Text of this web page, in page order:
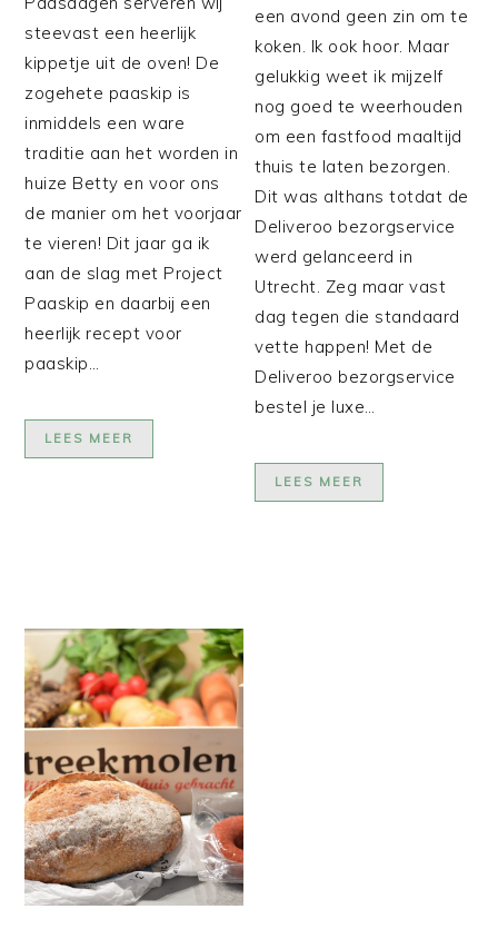
steevast een heerlijk
kippetje uit de oven! De
zogehete paaskip is
inmiddels een ware
traditie aan het worden in
huize Betty en voor ons
de manier om het voorjaar
te vieren! Dit jaar ga ik
aan de slag met Project
Paaskip en daarbij een
heerlijk recept voor
paaskip…
LEES MEER
een avond geen zin om te
koken. Ik ook hoor. Maar
gelukkig weet ik mijzelf
nog goed te weerhouden
om een fastfood maaltijd
thuis te laten bezorgen.
Dit was althans totdat de
Deliveroo bezorgservice
werd gelanceerd in
Utrecht. Zeg maar vast
dag tegen die standaard
vette happen! Met de
Deliveroo bezorgservice
bestel je luxe…
LEES MEER